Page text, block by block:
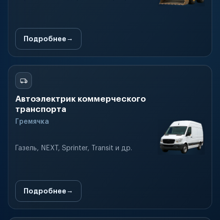
Подробнее
Автоэлектрик коммерческого
транспорта
Гремячка
Газель, NEXT, Sprinter, Transit и др.
Подробнее